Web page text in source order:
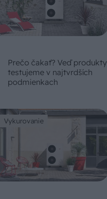
Prečo čakať? Veď produkty
testujeme v najtvrdších
podmienkach
Vykurovanie